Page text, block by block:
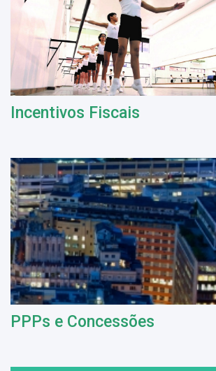
Incentivos Fiscais
PPPs e Concessões